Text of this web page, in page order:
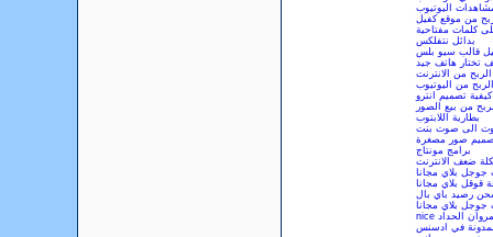
اليوتيوب
من موقع كفيل
كلمات مفتاحية
بدائل نتفلكس
قالب سيو بلس
تختار هاتف جيد
الربح من الانترنت
من اليوتيوب
كيفية تصميم انترو
من بيع الصور
بطارية اللابتوب
الى صوت بنت
صور مصغرة
برامج مونتاج
ضعف الانترنت
جوجل بلاي مجانا
قوقل بلاي مجانا
رصيد باي بال
جوجل بلاي مجانا
nice مروان الحداد
في ادسنس